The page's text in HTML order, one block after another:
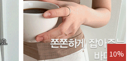
10%